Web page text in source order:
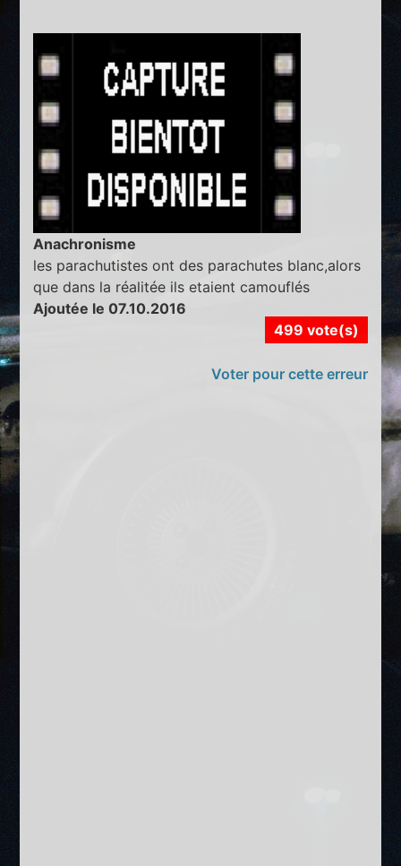
Anachronisme
les parachutistes ont des parachutes blanc,alors
que dans la réalitée ils etaient camouflés
Ajoutée le 07.10.2016
499 vote(s)
Voter pour cette erreur